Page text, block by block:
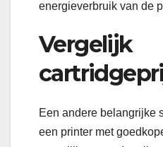
energieverbruik van de
Vergelijk
Een andere belangrijke
een printer met